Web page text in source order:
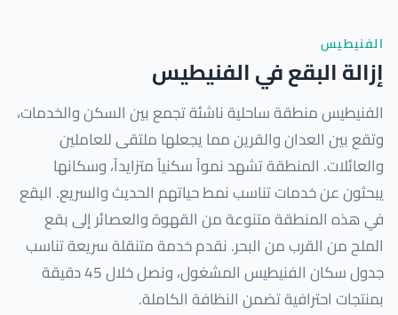
الفنيطيس
إزالة البقع في الفنيطيس
الفنيطيس منطقة ساحلية ناشئة تجمع بين السكن والخدمات،
وتقع بين العدان والقرين مما يجعلها ملتقى للعاملين
والعائلات. المنطقة تشهد نمواً سكنياً متزايداً، وسكانها
يبحثون عن خدمات تناسب نمط حياتهم الحديث والسريع. البقع
في هذه المنطقة متنوعة من القهوة والعصائر إلى بقع
الملح من القرب من البحر. نقدم خدمة متنقلة سريعة تناسب
جدول سكان الفنيطيس المشغول، ونصل خلال 45 دقيقة
بمنتجات احترافية تضمن النظافة الكاملة.